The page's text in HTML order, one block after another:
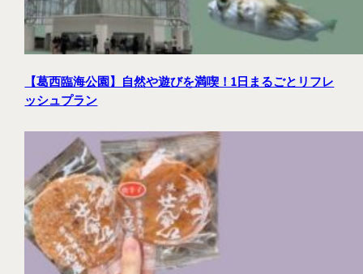
【葛西臨海公園】自然や遊びを満喫！1日まるごとリフレ
ッシュプラン